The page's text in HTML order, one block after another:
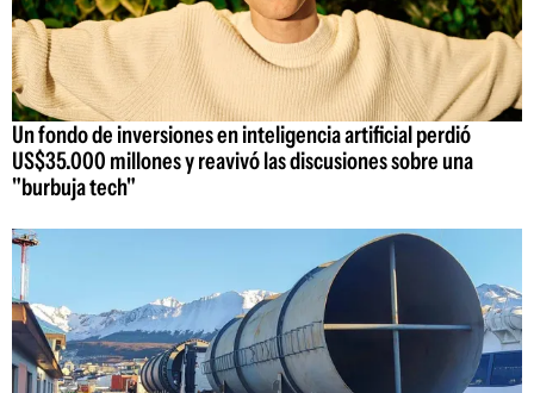
Un fondo de inversiones en inteligencia artificial perdió
US$35.000 millones y reavivó las discusiones sobre una
"burbuja tech"